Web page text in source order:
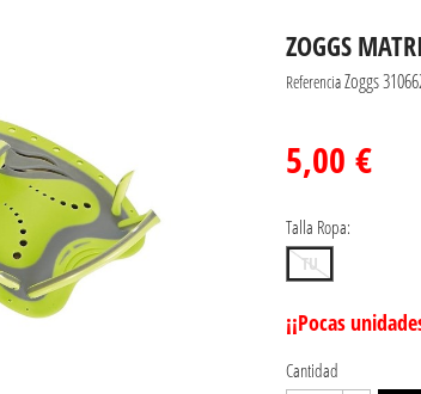
ZOGGS
ReferenciaZoggs
5,00 €
Talla Ropa:
TU
¡¡Pocas
Cantidad